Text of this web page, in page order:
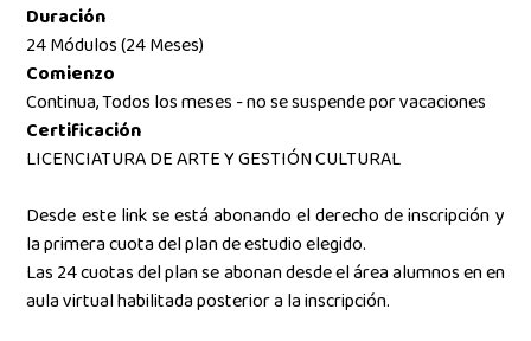
Duración
24 Módulos (24 Meses)
Comienzo
Continua, Todos los meses - no se suspende por vacaciones
Certificación
LICENCIATURA DE ARTE Y GESTIÓN CULTURAL
Desde este link se está abonando el derecho de inscripción y
la primera cuota del plan de estudio elegido.
Las 24 cuotas del plan se abonan desde el área alumnos en en
aula virtual habilitada posterior a la inscripción.